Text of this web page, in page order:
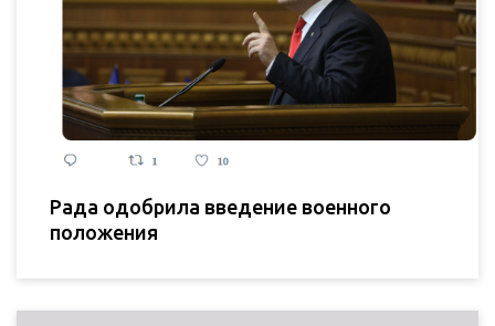
Рада одобрила введение военного
положения